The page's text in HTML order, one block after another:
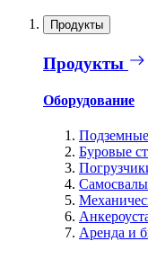
Продукты
Продукты
Оборудование
Буровые
Самосвалы
Аренда и